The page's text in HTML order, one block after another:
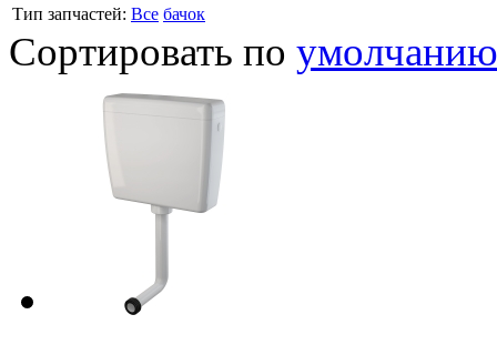
Тип запчастей: Все бачок
Сортировать по умолчанию